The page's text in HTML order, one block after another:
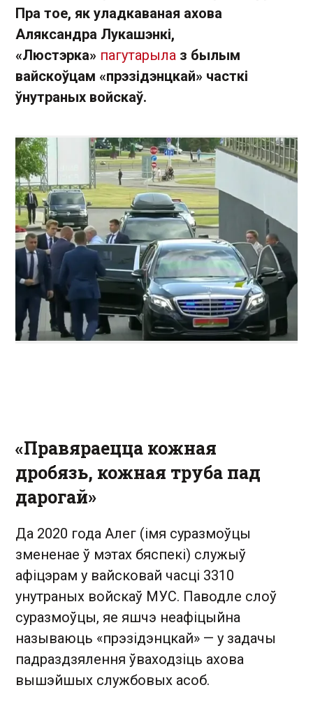
Пра тое, як уладкаваная ахова
Аляксандра Лукашэнкі,
«Люстэрка» пагутарыла з былым
вайскоўцам «прэзідэнцкай» часткі
ўнутраных войскаў.
«Правяраецца кожная
дробязь, кожная труба пад
дарогай»
Да 2020 года Алег (імя суразмоўцы
змененае ў мэтах бяспекі) служыў
афіцэрам у вайсковай часці 3310
унутраных войскаў МУС. Паводле слоў
суразмоўцы, яе яшчэ неафіцыйна
называюць «прэзідэнцкай» — у задачы
падраздзялення ўваходзіць ахова
вышэйшых службовых асоб.